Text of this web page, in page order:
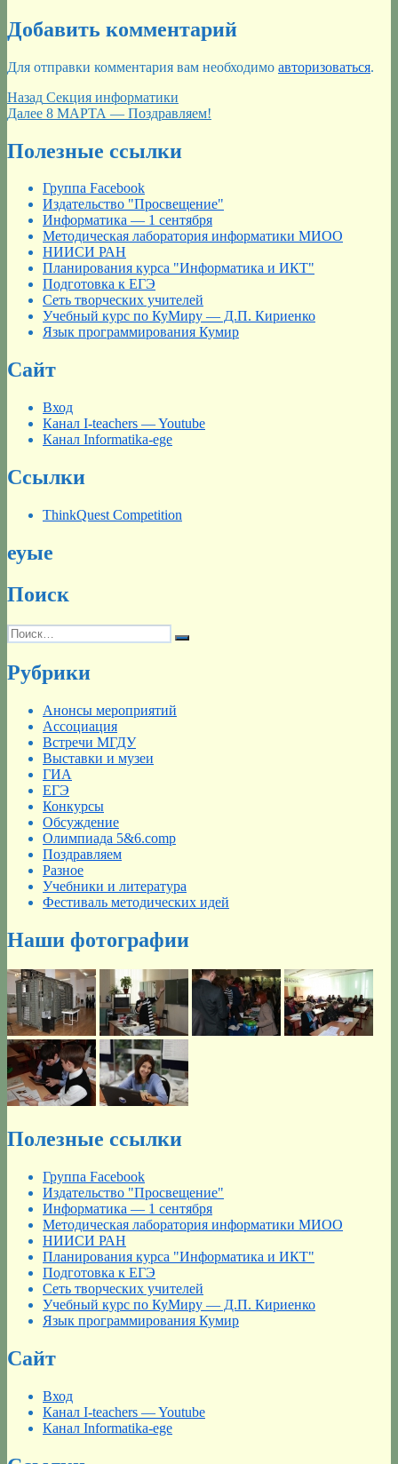
Добавить комментарий
Для отправки комментария вам необходимо авторизоваться.
Навигация
по
записям
Назад Предыдущая
запись:
Секция информатики
Далее Следующая
8 МАРТА — Поздравляем!
Полезные ссылки
Группа Facebook
Издательство "Просвещение"
Информатика — 1 сентября
Методическая лаборатория информатики МИОО
НИИСИ РАН
Планирования курса "Информатика и ИКТ"
Подготовка к ЕГЭ
Сеть творческих учителей
Учебный курс по КуМиру — Д.П. Кириенко
Язык программирования Кумир
Сайт
Вход
Канал I-teachers — Youtube
Канал Informatika-ege
Ссылки
ThinkQuest Competition
еуые
Поиск
Искать:
Поиск
Рубрики
Анонсы мероприятий
Ассоциация
Встречи МГДУ
Выставки и музеи
ГИА
ЕГЭ
Конкурсы
Обсуждение
Олимпиада 5&6.comp
Поздравляем
Разное
Учебники и литература
Фестиваль методических идей
Наши фотографии
Полезные ссылки
Группа Facebook
Издательство "Просвещение"
Информатика — 1 сентября
Методическая лаборатория информатики МИОО
НИИСИ РАН
Планирования курса "Информатика и ИКТ"
Подготовка к ЕГЭ
Сеть творческих учителей
Учебный курс по КуМиру — Д.П. Кириенко
Язык программирования Кумир
Сайт
Вход
Канал I-teachers — Youtube
Канал Informatika-ege